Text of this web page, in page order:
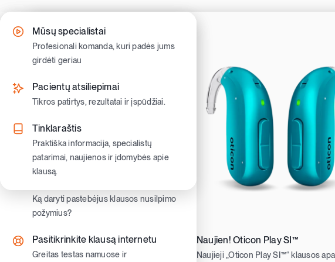
to
content
10
klausos
specialistui
Kaip gauti klausos aparatus
Sužinokite kaip pasinaudoti valstybine
kompensacija ir gauti nemokamus
Klausos aparatų tipai
Moderniausi klausos aparatai
Oticon ir Philips aparatai
Priedai patogumui, priežiūrai ir
geresniam girdėjimui kasdien
Naujien! Oticon Play SI™
Naujieji „Oticon Play SI™“ klausos
Klausos nusilpimo simptomai
Atpažinkite pirmuosius ženklus ir
pradėkite veikti laiku.
Klausos nusilpimo tipai
Sužinokite skirtumus ir ką jie reiškia
Gyvenimas su nusilpusia klausa
Patarimai kasdienybei, bendravimui ir
pasitikėjimui savimi
Ką daryti pastebėjus klausos nusilpimo
požymius?
Pasitikrinkite klausą internetu
Greitas testas namuose ir
Mūsų specialistai
Profesionali komanda, kuri padės jums
girdėti geriau
Pacientų atsiliepimai
Tikros patirtys, rezultatai ir įspūdžiai.
Tinklaraštis
Praktiška informacija, specialistų
patarimai, naujienos ir įdomybės apie
klausą.